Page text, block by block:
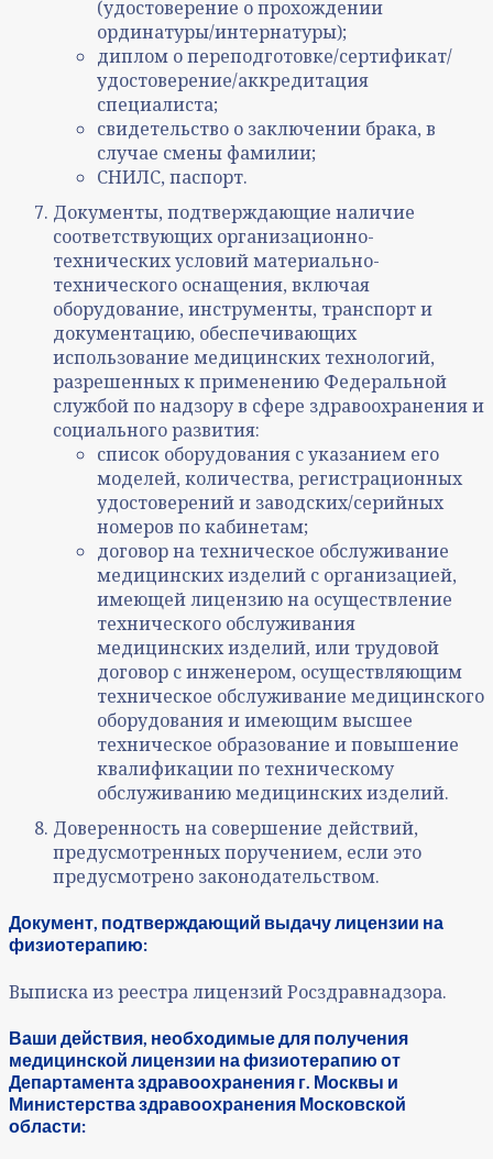
(удостоверение о прохождении
ординатуры/интернатуры);
диплом о переподготовке/сертификат/
удостоверение/аккредитация
специалиста;
свидетельство о заключении брака, в
случае смены фамилии;
СНИЛС, паспорт.
Документы, подтверждающие наличие
соответствующих организационно-
технических условий материально-
технического оснащения, включая
оборудование, инструменты, транспорт и
документацию, обеспечивающих
использование медицинских технологий,
разрешенных к применению Федеральной
службой по надзору в сфере здравоохранения и
социального развития:
список оборудования с указанием его
моделей, количества, регистрационных
удостоверений и заводских/серийных
номеров по кабинетам;
договор на техническое обслуживание
медицинских изделий с организацией,
имеющей лицензию на осуществление
технического обслуживания
медицинских изделий, или трудовой
договор с инженером, осуществляющим
техническое обслуживание медицинского
оборудования и имеющим высшее
техническое образование и повышение
квалификации по техническому
обслуживанию медицинских изделий.
Доверенность на совершение действий,
предусмотренных поручением, если это
предусмотрено законодательством.
Документ, подтверждающий выдачу лицензии на
физиотерапию:
Выписка из реестра лицензий Росздравнадзора.
Ваши действия, необходимые для получения
медицинской лицензии на физиотерапию от
Департамента здравоохранения г. Москвы и
Министерства здравоохранения Московской
области: